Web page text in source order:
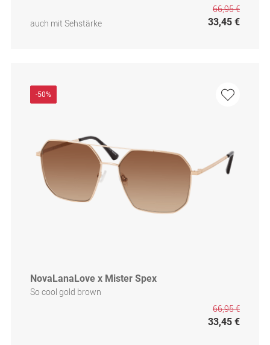
auch mit Sehstärke
66,95 €
33,45 €
-50%
NovaLanaLove x Mister Spex
So cool gold brown
66,95 €
33,45 €